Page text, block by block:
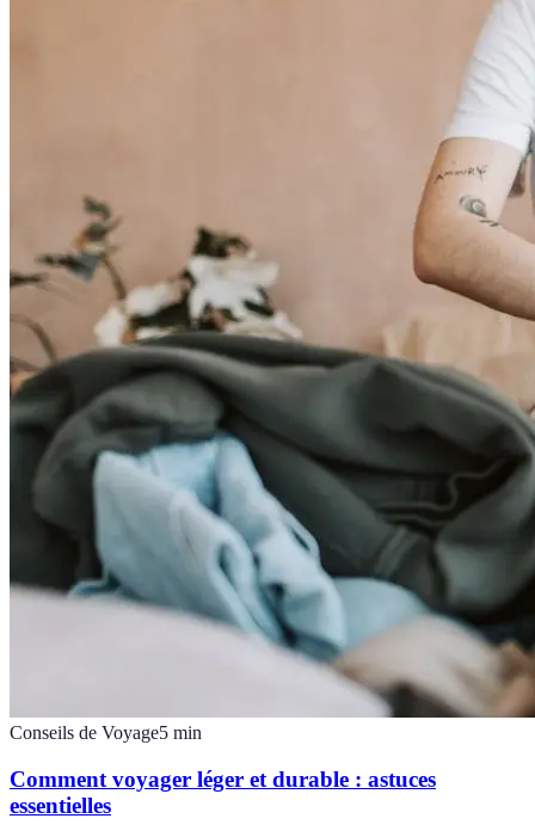
Conseils de Voyage5 min
Comment voyager léger et durable : astuces
essentielles